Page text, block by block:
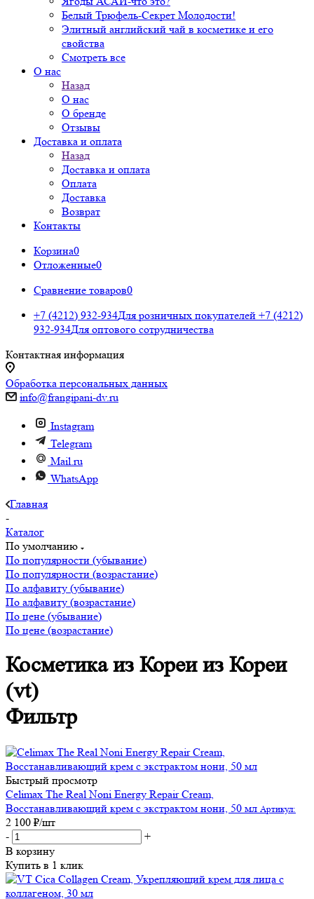
Белый Трюфель-Секрет Молодости!
Элитный английский чай в косметике и его
свойства
Смотреть все
О нас
Назад
О нас
О бренде
Отзывы
Доставка и оплата
Назад
Доставка и оплата
Оплата
Доставка
Возврат
Контакты
Корзина0
Отложенные0
Сравнение товаров0
+7 (4212) 932-934Для розничных покупателей +7 (4212)
932-934Для оптового сотрудничества
Контактная информация
Обработка персональных данных
info@frangipani-dv.ru
Instagram
Telegram
Mail.ru
WhatsApp
Главная
-
Каталог
По умолчанию
По популярности (убывание)
По популярности (возрастание)
По алфавиту (убывание)
По алфавиту (возрастание)
По цене (убывание)
По цене (возрастание)
Косметика из Кореи из Кореи
(vt)
Фильтр
Быстрый просмотр
Celimax The Real Noni Energy Repair Cream,
Восстанавливающий крем с экстрактом нони, 50 мл Артикул:
2 100 ₽/шт
-
+
В корзину
Купить в 1 клик